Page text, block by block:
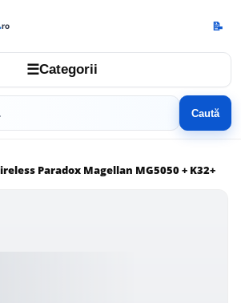
☰Categorii
Caută
📝
Paradox Magellan MG5050 + K32+